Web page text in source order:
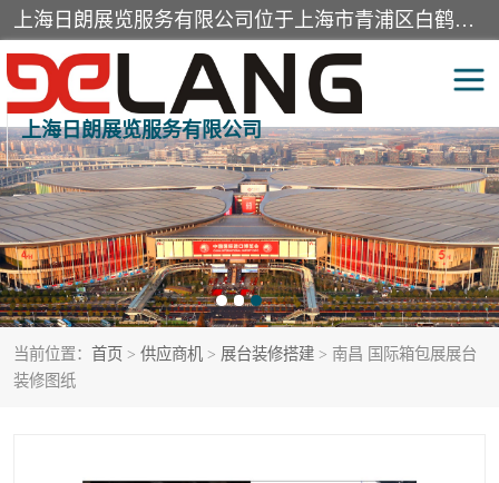
上海日朗展览服务有限公司位于上海市青浦区白鹤镇，营业范围有展览展示会务服务，室内装饰设计及施工，展示道具设计制作，舞台设计，图文设计，灯箱制作，园林绿化工程，广告装潢材料，建筑材料，办公用品，工艺礼品日用百货销售。
上海日朗展览服务有限公司
当前位置： 首页 > 供应商机 > 展台装修搭建 > 南昌 国际箱包展展台
装修图纸
展台装修搭建 活动会议执行
展厅装修 专柜制作
展会装修设计 展会搭建
活动策划 展会服务